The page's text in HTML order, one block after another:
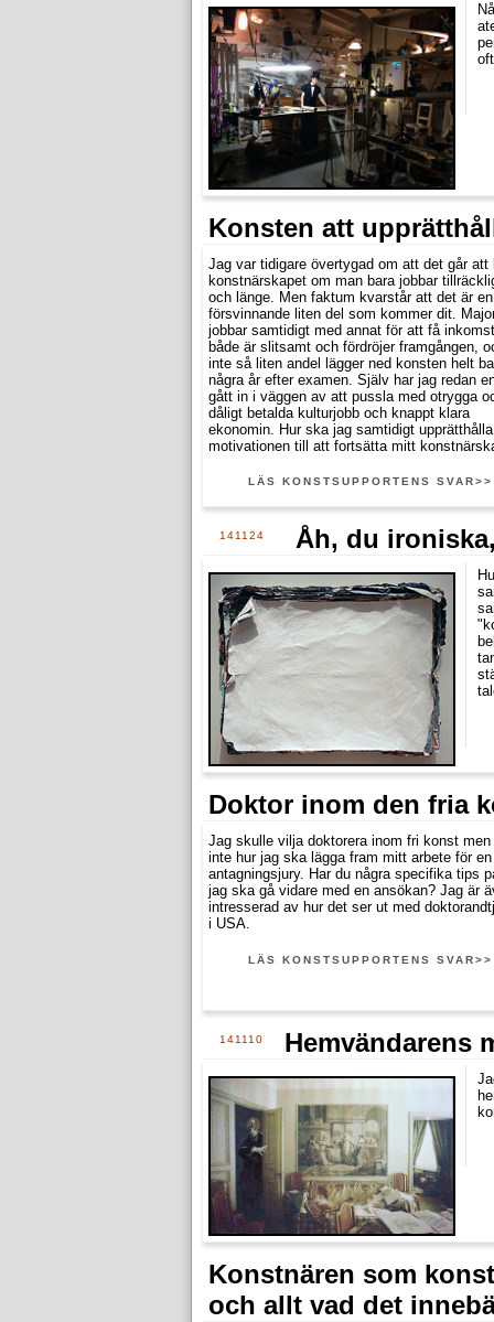
Konsten att
Jag var tidigare övertygad om att det går att
konstnärskapet om man bara jobbar
och länge. Men faktum kvarstår att det är en
försvinnande liten del som kommer dit.
jobbar samtidigt med annat för att få
både är slitsamt och fördröjer framgången,
inte så liten andel lägger ned konsten helt
några år efter examen. Själv har jag redan
gått in i väggen av att pussla med otrygga
dåligt betalda kulturjobb och knappt klara
ekonomin. Hur ska jag samtidigt upprätthålla
motivationen till att fortsätta mitt
LÄS KONSTSUPPORTENS SVAR>>
141124 Åh, du
Doktor inom den fria
Jag skulle vilja doktorera inom fri konst
inte hur jag ska lägga fram mitt arbete för en
antagningsjury. Har du några specifika tips
jag ska gå vidare med en ansökan? Jag är
intresserad av hur det ser ut med
i USA.
LÄS KONSTSUPPORTENS SVAR>>
141110 Hemvändarens
Konstnären som
och allt vad det